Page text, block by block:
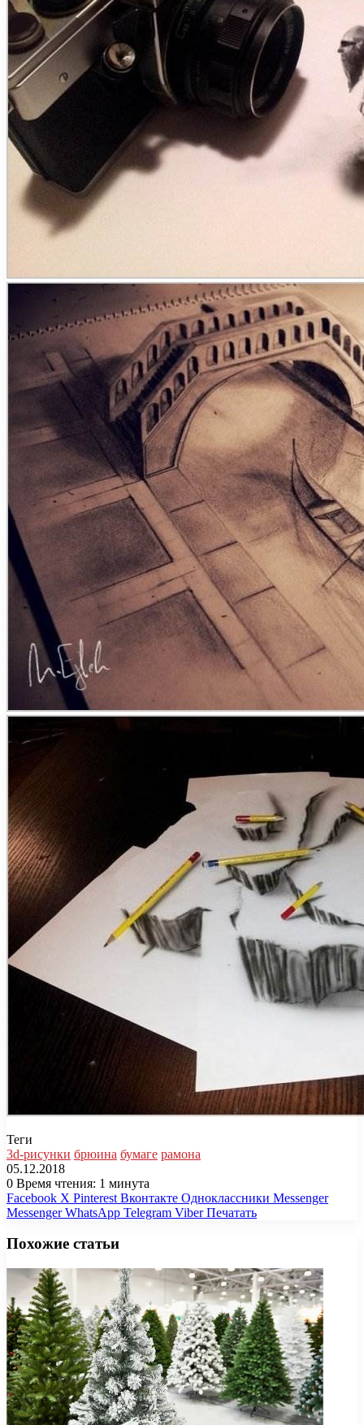
Теги
3d-рисунки брюина бумаге рамона
05.12.2018
0 Время чтения: 1 минута
Facebook X Pinterest Вконтакте Одноклассники Messenger
Messenger WhatsApp Telegram Viber Печатать
Похожие статьи